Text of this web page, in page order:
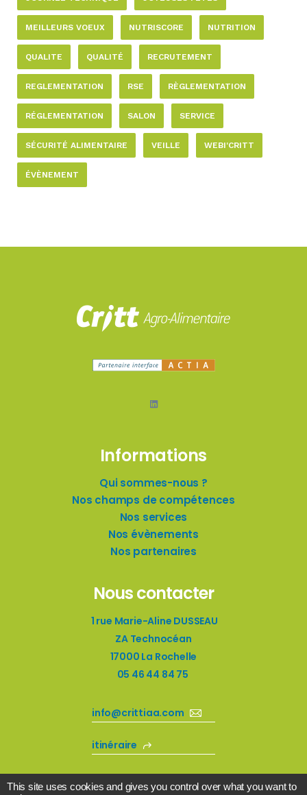
MEILLEURS VOEUX NUTRISCORE NUTRITION
QUALITE QUALITÉ RECRUTEMENT
REGLEMENTATION RSE RÈGLEMENTATION
RÉGLEMENTATION SALON SERVICE
SÉCURITÉ ALIMENTAIRE VEILLE WEBI'CRITT
ÉVÈNEMENT
LinkedIn
Informations
Qui sommes-nous ?
Nos champs de compétences
Nos services
Nos évènements
Nos partenaires
Nous contacter
1 rue Marie-Aline DUSSEAU
ZA Technocéan
17000 La Rochelle
05 46 44 84 75
info@crittiaa.com
itinéraire
This site uses cookies and gives you control over what you want to